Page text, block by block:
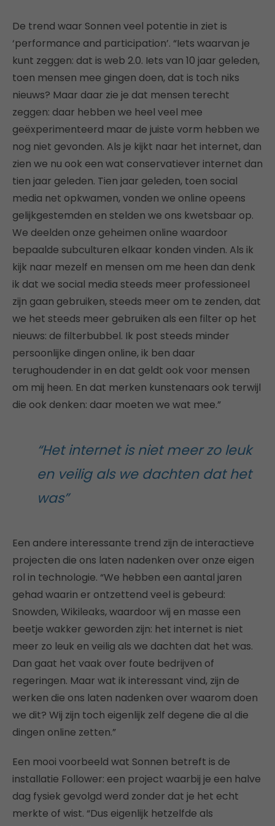
De trend waar Sonnen veel potentie in ziet is
‘performance and participation’. “Iets waarvan je
kunt zeggen: dat is web 2.0. Iets van 10 jaar geleden,
toen mensen mee gingen doen, dat is toch niks
nieuws? Maar daar zie je dat mensen terecht
zeggen: daar hebben we heel veel mee
geëxperimenteerd maar de juiste vorm hebben we
nog niet gevonden. Als je kijkt naar het internet, dan
zien we nu ook een wat conservatiever internet dan
tien jaar geleden. Tien jaar geleden, toen social
media net opkwamen, vonden we online opeens
gelijkgestemden en stelden we ons kwetsbaar op.
We deelden onze geheimen online waardoor
bepaalde subculturen elkaar konden vinden. Als ik
kijk naar mezelf en mensen om me heen dan denk
ik dat we social media steeds meer professioneel
zijn gaan gebruiken, steeds meer om te zenden, dat
we het steeds meer gebruiken als een filter op het
nieuws: de filterbubbel. Ik post steeds minder
persoonlijke dingen online, ik ben daar
terughoudender in en dat geldt ook voor mensen
om mij heen. En dat merken kunstenaars ook terwijl
die ook denken: daar moeten we wat mee.”
“Het internet is niet meer zo leuk
en veilig als we dachten dat het
was”
Een andere interessante trend zijn de interactieve
projecten die ons laten nadenken over onze eigen
rol in technologie. “We hebben een aantal jaren
gehad waarin er ontzettend veel is gebeurd:
Snowden, Wikileaks, waardoor wij en masse een
beetje wakker geworden zijn: het internet is niet
meer zo leuk en veilig als we dachten dat het was.
Dan gaat het vaak over foute bedrijven of
regeringen. Maar wat ik interessant vind, zijn de
werken die ons laten nadenken over waarom doen
we dit? Wij zijn toch eigenlijk zelf degene die al die
dingen online zetten.”
Een mooi voorbeeld wat Sonnen betreft is de
installatie Follower: een project waarbij je een halve
dag fysiek gevolgd werd zonder dat je het echt
merkte of wist. “Dus eigenlijk hetzelfde als